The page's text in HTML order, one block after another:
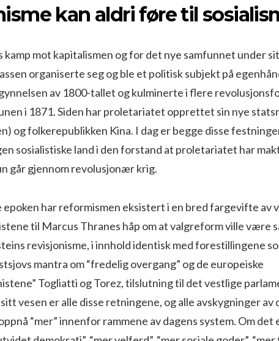
kan aldri føre til
mot kapitalismen og for det nye samfunnet under
organiserte seg og ble et politisk subjekt på
av 1800-tallet og kulminerte i flere
i 1871. Siden har proletariatet opprettet sin nye
og folkerepublikken Kina. I dag er begge disse
sosialistiske land i den forstand at proletariatet har
går gjennom revolusjonær krig.
epoken har reformismen eksistert i en bred fargevifte av
til Marcus Thranes håp om at valgreform ville være
revisjonisme, i innhold identisk med forestillingene
mantra om “fredelig overgang” og de europeiske
Togliatti og Torez, tilslutning til det vestlige
vesen er alle disse retningene, og alle avskygninger av
“mer” innenfor rammene av dagens system. Om det